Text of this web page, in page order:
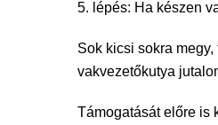
5. lépés: Ha készen
Sok kicsi sokra
vakvezetőkutya
Támogatását előre is